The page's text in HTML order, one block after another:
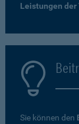
Leistungen der
Sie können den